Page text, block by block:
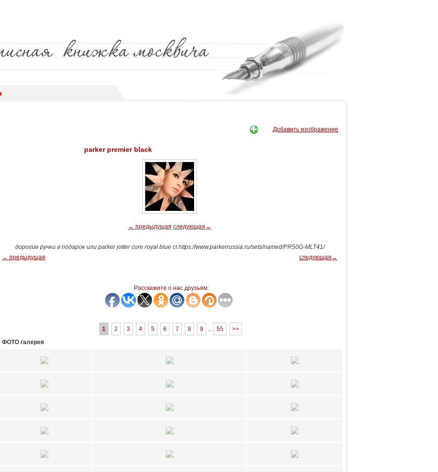
Добавить изображение
parker premier black
← предыдущая следующая→
дорогие ручки в подарок или parker jotter core royal blue ct https://www.parkerrussia.ru/sets/named/PR50G-MLT41/
← предыдущая
следующая→
Расскажите о нас друзьям:
1 2 3 4 5 6 7 8 9 55
>>
ФОТО галерея